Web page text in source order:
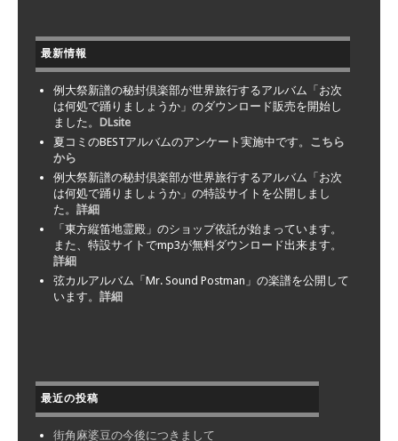
最新情報
例大祭新譜の秘封倶楽部が世界旅行するアルバム「お次
は何処で踊りましょうか」のダウンロード販売を開始し
ました。 DLsite
夏コミのBESTアルバムのアンケート実施中です。 こちら
から
例大祭新譜の秘封倶楽部が世界旅行するアルバム「お次
は何処で踊りましょうか」の特設サイトを公開しまし
た。 詳細
「東方縦笛地霊殿」のショップ依託が始まっています。
また、特設サイトでmp3が無料ダウンロード出来ます。
詳細
弦カルアルバム「Mr. Sound Postman」の楽譜を公開して
います。 詳細
最近の投稿
街角麻婆豆の今後につきまして